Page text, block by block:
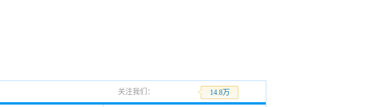
关注我们： 14.8万